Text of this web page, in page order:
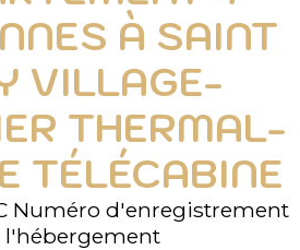
À SAINT
VILLAGE-
THERMAL-
TÉLÉCABINE
Numéro d'enregistrement
l'hébergement